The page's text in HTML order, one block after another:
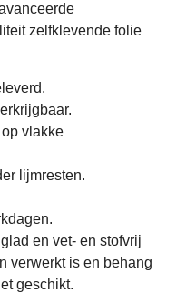
zelfklevende folie
vlakke
lijmresten.
en vet- en stofvrij
verwerkt is en behang
geschikt.